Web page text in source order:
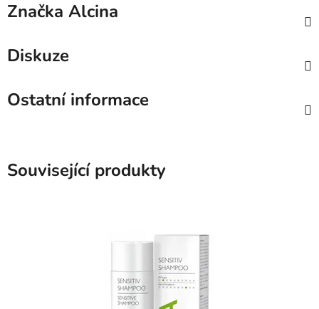
Značka Alcina
Diskuze
Ostatní informace
Související produkty